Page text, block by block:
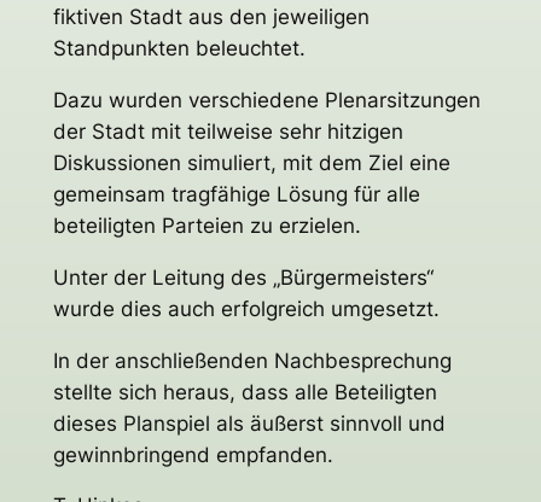
fiktiven Stadt aus den jeweiligen
Standpunkten beleuchtet.
Dazu wurden verschiedene Plenarsitzungen
der Stadt mit teilweise sehr hitzigen
Diskussionen simuliert, mit dem Ziel eine
gemeinsam tragfähige Lösung für alle
beteiligten Parteien zu erzielen.
Unter der Leitung des „Bürgermeisters“
wurde dies auch erfolgreich umgesetzt.
In der anschließenden Nachbesprechung
stellte sich heraus, dass alle Beteiligten
dieses Planspiel als äußerst sinnvoll und
gewinnbringend empfanden.